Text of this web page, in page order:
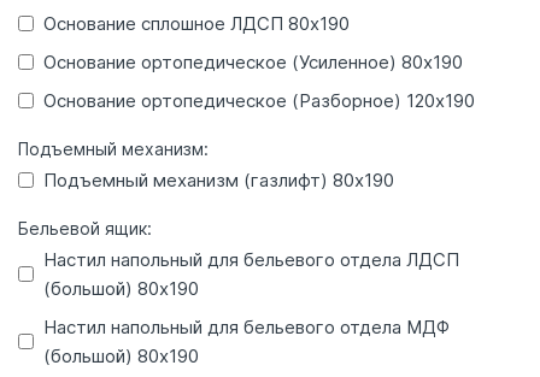
Основание сплошное ЛДСП 80x190
Основание ортопедическое (Усиленное) 80x190
Основание ортопедическое (Разборное) 120x190
Подъемный механизм:
Подъемный механизм (газлифт) 80x190
Бельевой ящик:
Настил напольный для бельевого отдела ЛДСП
(большой) 80x190
Настил напольный для бельевого отдела МДФ
(большой) 80x190